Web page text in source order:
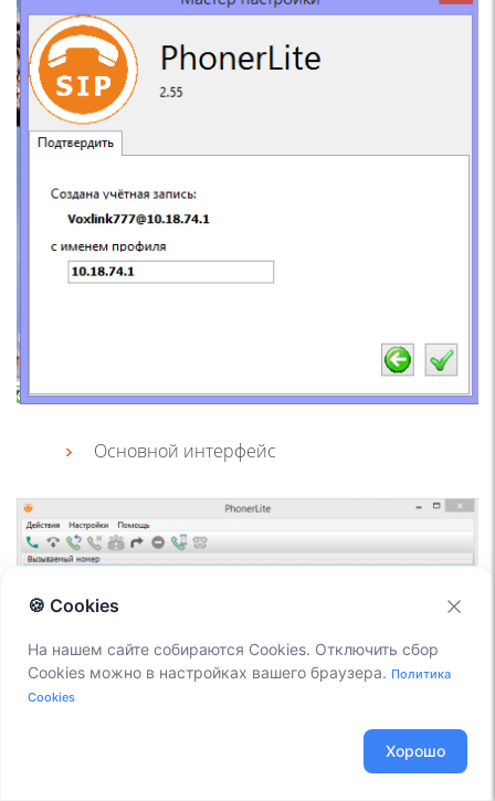
Основной интерфейс
🍪 Cookies
На нашем сайте собираются Cookies. Отключить сбор
Cookies можно в настройках вашего браузера. Политика
Cookies
Хорошо